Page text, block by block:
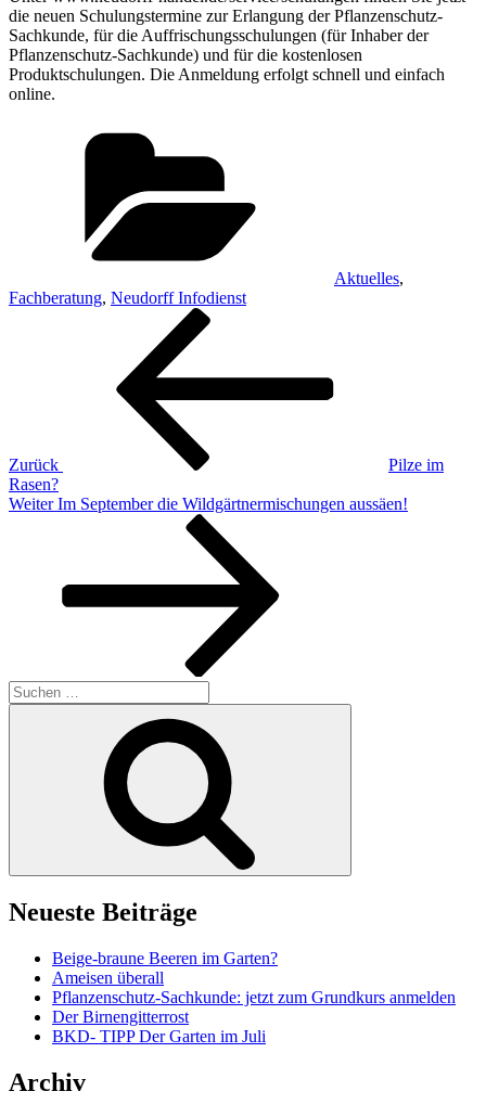
die neuen Schulungstermine zur Erlangung der Pflanzenschutz-
Sachkunde, für die Auffrischungsschulungen (für Inhaber der
Pflanzenschutz-Sachkunde) und für die kostenlosen
Produktschulungen. Die Anmeldung erfolgt schnell und einfach
online.
Aktuelles,
Fachberatung, Neudorff Infodienst
Beitragsnavigation
Zurück
Pilze im
Rasen?
Nächster
Weiter Im September die Wildgärtnermischungen aussäen!
Suchen
nach:
Neueste Beiträge
Beige-braune Beeren im Garten?
Ameisen überall
Pflanzenschutz-Sachkunde: jetzt zum Grundkurs anmelden
Der Birnengitterrost
BKD- TIPP Der Garten im Juli
Archiv